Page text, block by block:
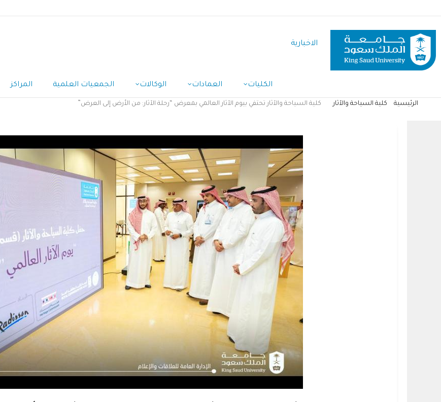
المحتوى
الرئيسي
الاخبارية
الكليات العمادات الوكالات الجمعيات العلمية المراكز
الرئيسية كلية السياحة والآثار كلية السياحة والآثار تحتفي بيوم الآثار العالمي بمعرض “رحلة الآثار: من الأرض إلى العرض”